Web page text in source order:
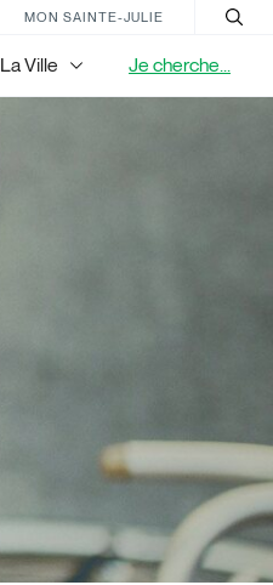
MON SAINTE-JULIE
La Ville Je cherche...